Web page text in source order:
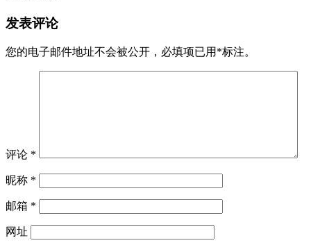
发表评论
您的电子邮件地址不会被公开， 必填项已用 *标注。
评论 *
昵称 *
邮箱 *
网址